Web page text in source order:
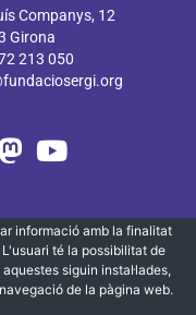
Companys, 12
Girona
213 050
informació amb la finalitat
té la possibilitat de
siguin instal·lades,
de la pàgina web.